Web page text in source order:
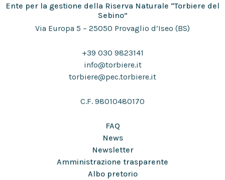
Ente per la gestione della Riserva Naturale “Torbiere del
Sebino”
Via Europa 5 – 25050 Provaglio d’Iseo (BS)
+39 030 9823141
info@torbiere.it
torbiere@pec.torbiere.it
C.F. 98010480170
FAQ
News
Newsletter
Amministrazione trasparente
Albo pretorio